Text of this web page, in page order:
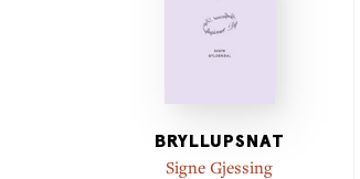
BRYLLUPSNAT
Signe Gjessing